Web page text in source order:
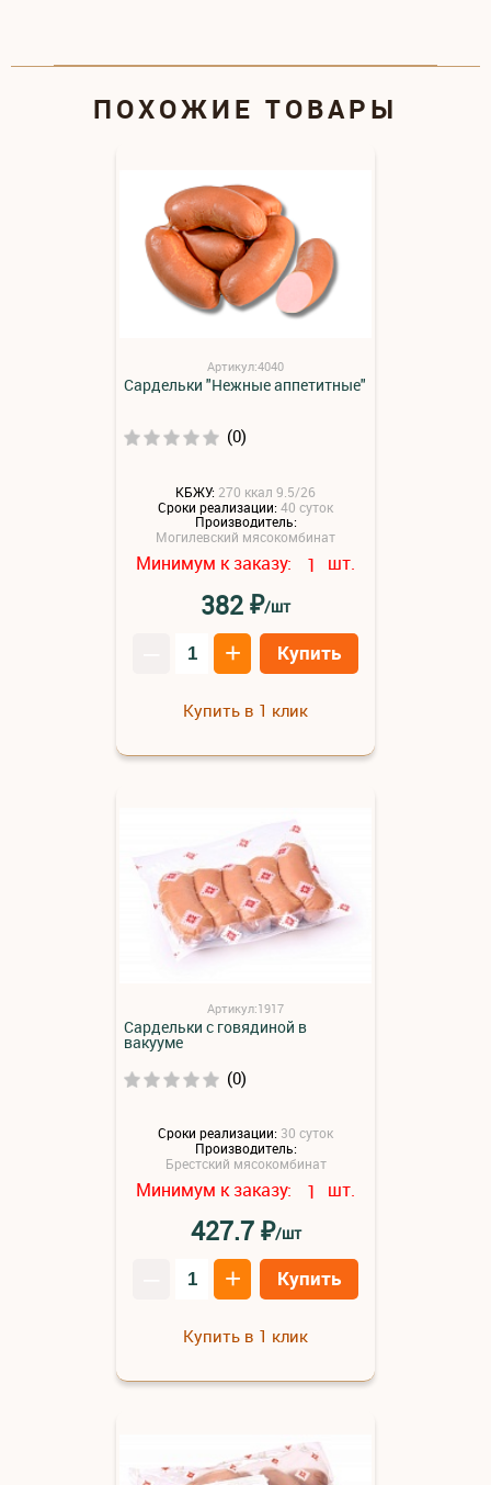
ПОХОЖИЕ ТОВАРЫ
Артикул:4040
Сардельки "Нежные аппетитные"
(0)
КБЖУ: 270 ккал 9.5/26
Сроки реализации:40 суток
Производитель:
Могилевский мясокомбинат
Минимум к заказу: 1 шт.
382₽/шт
+ Купить
Купить в 1 клик
Артикул:1917
Сардельки с говядиной в
вакууме
(0)
Сроки реализации: 30 суток
Производитель:
Брестский мясокомбинат
Минимум к заказу: 1 шт.
427.7₽/шт
+ Купить
Купить в 1 клик